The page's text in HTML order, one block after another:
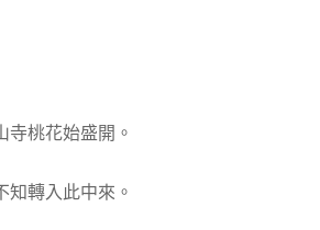
寺桃花始盛開。
知轉入此中來。